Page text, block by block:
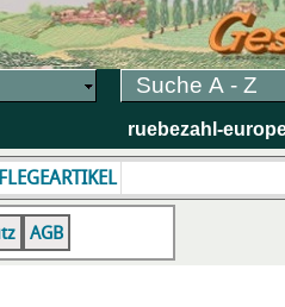
Suche A - Z
ruebezahl-
AGB